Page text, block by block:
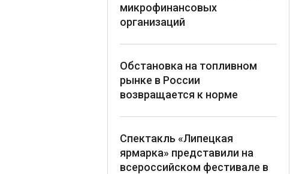
микрофинансовых
организаций
Обстановка на топливном
рынке в России
возвращается к норме
Спектакль «Липецкая
ярмарка» представили на
всероссийском фестивале в